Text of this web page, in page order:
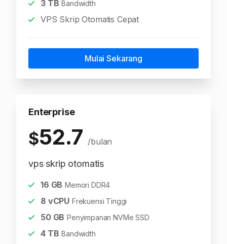
3TB Bandwidth
VPS Skrip Otomatis Cepat
Mulai Sekarang
Enterprise
$52.7 /bulan
vps skrip otomatis
16 GB Memori DDR4
8 vCPU Frekuensi Tinggi
50GB Penyimpanan NVMe SSD
4TB Bandwidth